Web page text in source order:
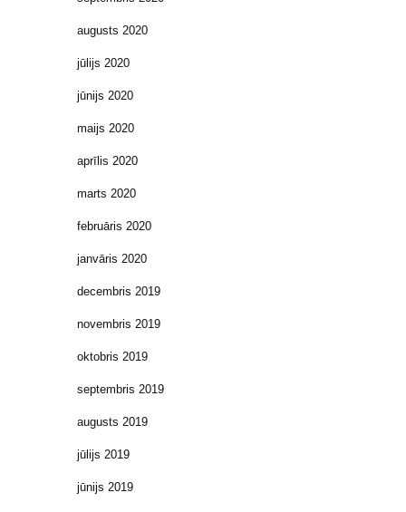
augusts 2020
jūlijs 2020
jūnijs 2020
maijs 2020
aprīlis 2020
marts 2020
februāris 2020
janvāris 2020
decembris 2019
novembris 2019
oktobris 2019
septembris 2019
augusts 2019
jūlijs 2019
jūnijs 2019